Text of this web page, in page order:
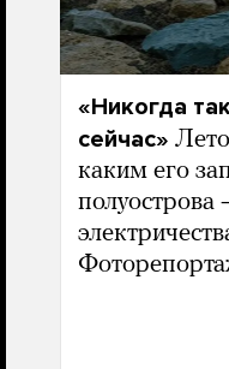
«Никогда
сейчас»
каким его
полуострова